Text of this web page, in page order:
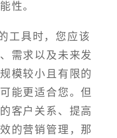
性。
工具时，您应该
需求以及未来发
模较小且有限的
能更适合您。但
客户关系、提高
的营销管理，那